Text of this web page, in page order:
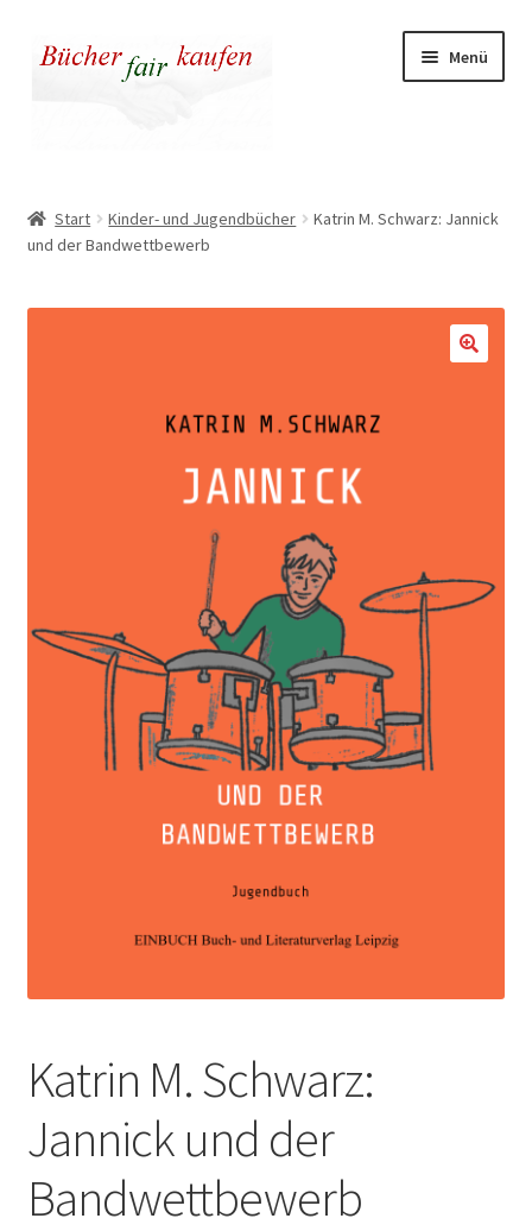
Zur
Navigation
Zum
Inhalt
Menü
Kasse
Warenkorb
Start Kinder- und Jugendbücher
Katrin M. Schwarz: Jannick
und der Bandwettbewerb
Katrin M. Schwarz:
Jannick und der
Bandwettbewerb